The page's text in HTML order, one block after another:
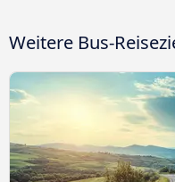
Weitere Bus-